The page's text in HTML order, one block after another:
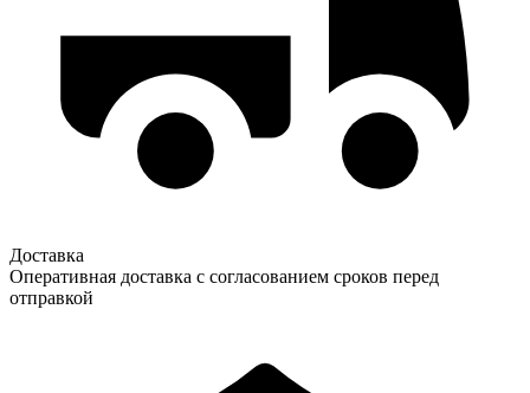
Доставка
Оперативная доставка с согласованием сроков перед
отправкой